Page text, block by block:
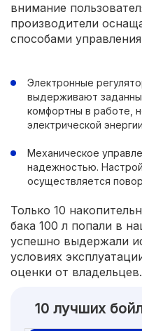
внимание
производители
способами
Электронные
выдерживают
комфортны в работе,
электрической
Механическое
надежностью.
осуществляется
Только 10
бака 100 л попали в
успешно выдержали
условиях
оценки от владельцев.
10 лучших